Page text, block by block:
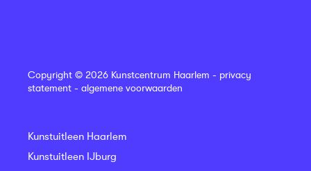
Copyright © 2026 Kunstcentrum Haarlem - privacy
statement - algemene voorwaarden
Kunstuitleen Haarlem
Kunstuitleen IJburg